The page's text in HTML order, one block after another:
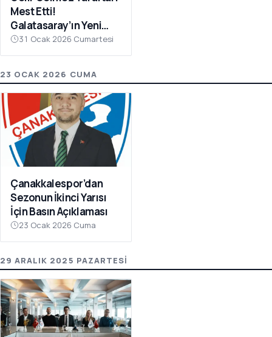
Mest Etti!
Galatasaray’ın Yeni
Transferi Noa Lang’dan
Olay Çağrı
31 Ocak 2026 Cumartesi
23 OCAK 2026 CUMA
Çanakkalespor’dan
Sezonun İkinci Yarısı
İçin Basın Açıklaması
23 Ocak 2026 Cuma
29 ARALIK 2025 PAZARTESI